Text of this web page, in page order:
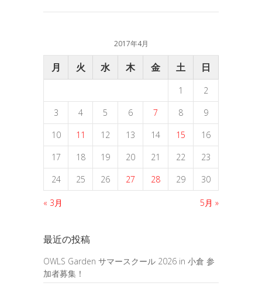
2017年4月
月 火 水 木 金 土 日
1
2
3
4 5 6 7 8
9
10
11 12 13 14 15
16
17
18 19 20 21 22
23
24
25 26 27 28 29 30
« 3月 5月 »
最近の投稿
OWLS Garden サマースクール 2026 in 小倉 参
加者募集！